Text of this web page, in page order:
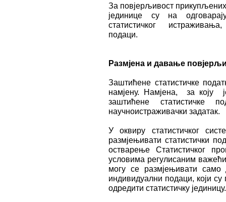
За повјерљивост прикупљених
јединице су на
статистичког
подаци.
Размјена и давање
Заштићене статистичке
намјену. Намјена, за коју
заштићене статистичке
научноистраживачки задатак.
У оквиру статистичког
размјењивати статистички
остварење Статистичког
условима регулисаним
могу се размјењивати само
индивидуални подаци, који
одредити статистичку јединицу.